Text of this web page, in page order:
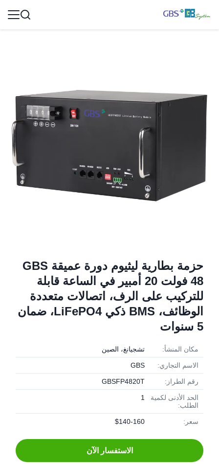
حزمة بطارية ليثيوم دورة عميقة GBS
48 فولت 20 أمبير في الساعة قابلة
للتركيب على الرف، اتصالات متعددة
الوظائف، BMS ذكي LiFePO4، ضمان
5 سنوات
مكان المنشأ: تشجيانغ، الصين
الاسم التجاري: GBS
رقم الطراز: GBSFP4820T
الحد الأدنى لكمية
الطلب:
1
سعر: $140-160
الاستفسار الآن